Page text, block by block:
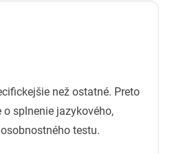
než ostatné. Preto
splnenie jazykového,
testu.